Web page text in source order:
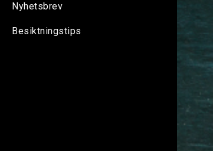
Nyhetsbrev
Besiktningstips